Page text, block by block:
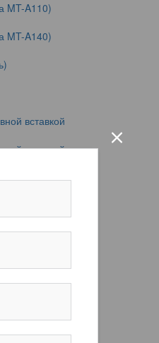
MT-A110)
MT-A140)
вставкой
вставкой